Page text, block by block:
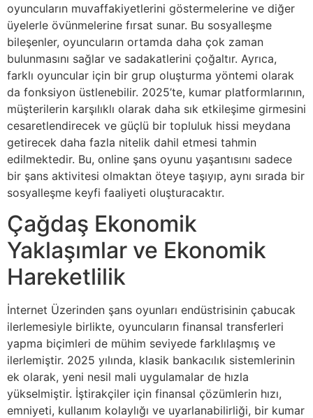
oyuncuların muvaffakiyetlerini göstermelerine ve diğer
üyelerle övünmelerine fırsat sunar. Bu sosyalleşme
bileşenler, oyuncuların ortamda daha çok zaman
bulunmasını sağlar ve sadakatlerini çoğaltır. Ayrıca,
farklı oyuncular için bir grup oluşturma yöntemi olarak
da fonksiyon üstlenebilir. 2025’te, kumar platformlarının,
müşterilerin karşılıklı olarak daha sık etkileşime girmesini
cesaretlendirecek ve güçlü bir topluluk hissi meydana
getirecek daha fazla nitelik dahil etmesi tahmin
edilmektedir. Bu, online şans oyunu yaşantısını sadece
bir şans aktivitesi olmaktan öteye taşıyıp, aynı sırada bir
sosyalleşme keyfi faaliyeti oluşturacaktır.
Çağdaş Ekonomik
Yaklaşımlar ve Ekonomik
Hareketlilik
İnternet Üzerinden şans oyunları endüstrisinin çabucak
ilerlemesiyle birlikte, oyuncuların finansal transferleri
yapma biçimleri de mühim seviyede farklılaşmış ve
ilerlemiştir. 2025 yılında, klasik bankacılık sistemlerinin
ek olarak, yeni nesil mali uygulamalar de hızla
yükselmiştir. İştirakçiler için finansal çözümlerin hızı,
emniyeti, kullanım kolaylığı ve uyarlanabilirliği, bir kumar